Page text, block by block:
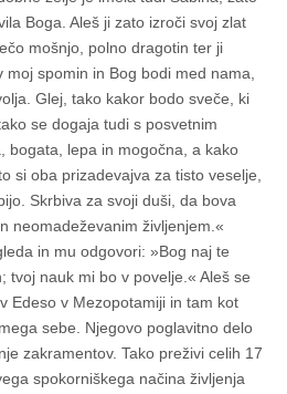
Boga. Aleš ji zato izroči svoj zlat
mošnjo, polno dragotin ter ji
spomin in Bog bodi med nama,
Glej, tako kakor bodo sveče, ki
se dogaja tudi s posvetnim
bogata, lepa in mogočna, a kako
si oba prizadevajva za tisto veselje,
Skrbiva za svoji duši, da bova
neomadeževanim življenjem.«
in mu odgovori: »Bog naj te
tvoj nauk mi bo v povelje.« Aleš se
Edeso v Mezopotamiji in tam kot
sebe. Njegovo poglavitno delo
zakramentov. Tako preživi celih 17
spokorniškega načina življenja